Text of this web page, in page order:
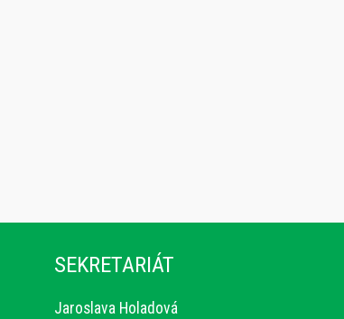
SEKRETARIÁT
Jaroslava Holadová